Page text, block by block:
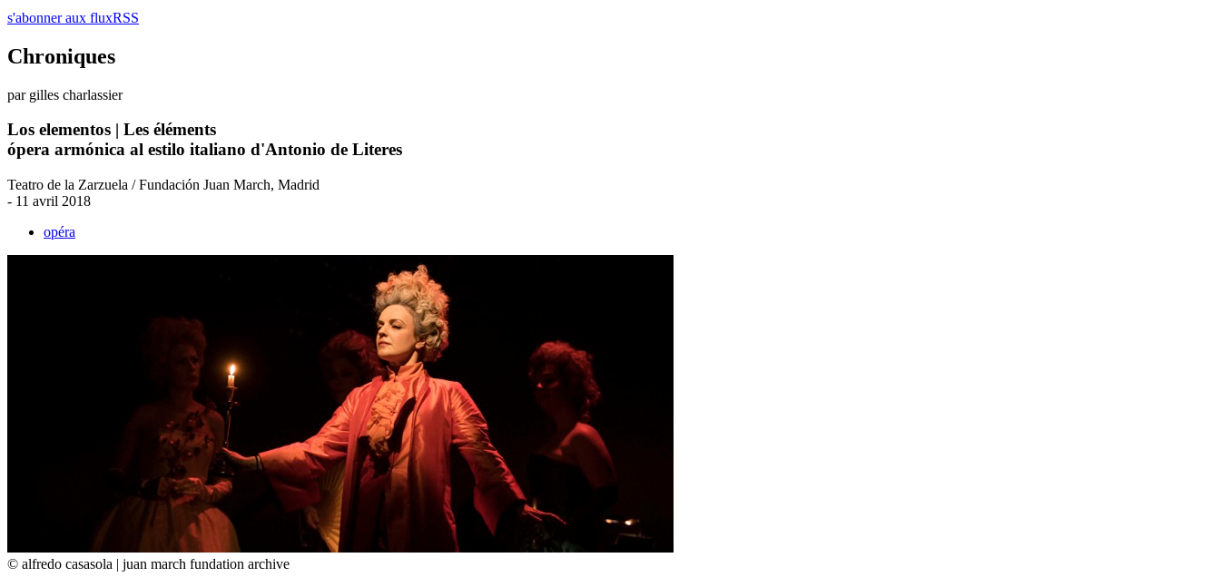
s'abonner aux fluxRSS
Chroniques
par gilles charlassier
Los elementos | Les éléments
ópera armónica al estilo italiano d'Antonio de Literes
Teatro de la Zarzuela / Fundación Juan March, Madrid
- 11 avril 2018
opéra
© alfredo casasola | juan march fundation archive